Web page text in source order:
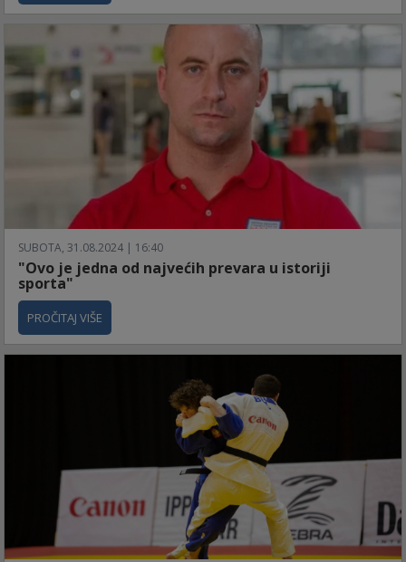
SUBOTA, 31.08.2024 | 16:40
"Ovo je jedna od najvećih prevara u istoriji
sporta"
PROČITAJ VIŠE